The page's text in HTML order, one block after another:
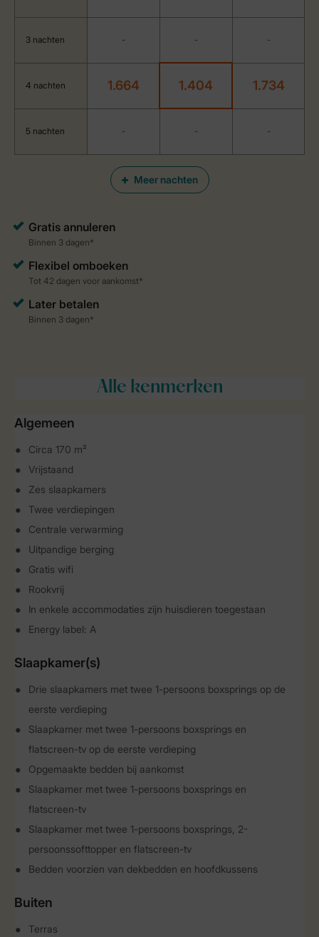
Meer nachten
3 nachten - - -
4 nachten 1.664 1.404 1.734
5 nachten - - -
Alle kenmerken
Algemeen
Circa 170 m²
Vrijstaand
Zes slaapkamers
Twee verdiepingen
Centrale verwarming
Uitpandige berging
Gratis wifi
Rookvrij
In enkele accommodaties zijn huisdieren toegestaan
Energy label: A
Slaapkamer(s)
Drie slaapkamers met twee 1-persoons boxsprings op de
eerste verdieping
Slaapkamer met twee 1-persoons boxsprings en
flatscreen-tv op de eerste verdieping
Opgemaakte bedden bij aankomst
Slaapkamer met twee 1-persoons boxsprings en
flatscreen-tv
Slaapkamer met twee 1-persoons boxsprings, 2-
persoonssofttopper en flatscreen-tv
Bedden voorzien van dekbedden en hoofdkussens
Buiten
Terras